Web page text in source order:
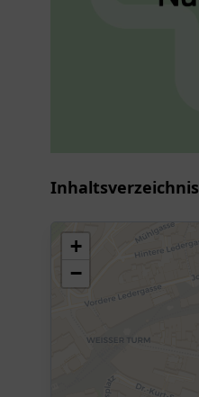
Inhaltsverzeichnis
+
−